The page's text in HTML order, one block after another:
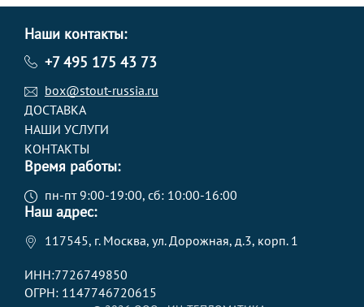
Наши контакты:
+7 495 175 43 73
box@stout-russia.ru
ДОСТАВКА
НАШИ УСЛУГИ
КОНТАКТЫ
Время работы:
пн-пт 9:00-19:00, сб: 10:00-16:00
Наш адрес:
117545, г. Москва, ул. Дорожная, д.3, корп. 1
ИНН:7726749850
ОГРН: 1147746720615